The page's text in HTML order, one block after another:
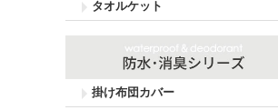
タオルケット
掛け布団カバー